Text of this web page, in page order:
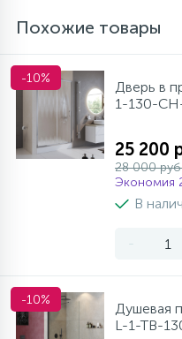
Похожие товары
-10%
Дверь в
1-130-
25 200
28 000
Экономия
В
-
-10%
Душевая
L-1-TB-